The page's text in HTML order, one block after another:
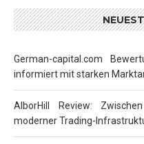
German-capital.com
informiert mit starken
AlborHill Review:
moderner Trading-